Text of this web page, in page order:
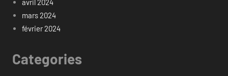
avril 2024
mars 2024
février 2024
Categories